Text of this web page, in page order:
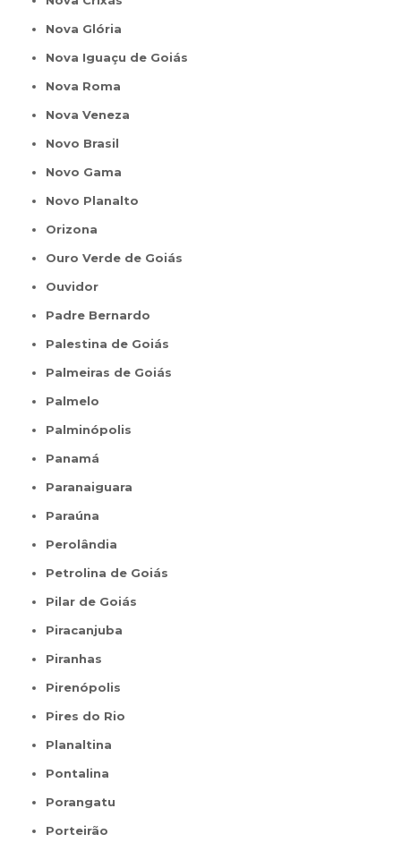
Nova Glória
Nova Iguaçu de Goiás
Nova Roma
Nova Veneza
Novo Brasil
Novo Gama
Novo Planalto
Orizona
Ouro Verde de Goiás
Ouvidor
Padre Bernardo
Palestina de Goiás
Palmeiras de Goiás
Palmelo
Palminópolis
Panamá
Paranaiguara
Paraúna
Perolândia
Petrolina de Goiás
Pilar de Goiás
Piracanjuba
Piranhas
Pirenópolis
Pires do Rio
Planaltina
Pontalina
Porangatu
Porteirão